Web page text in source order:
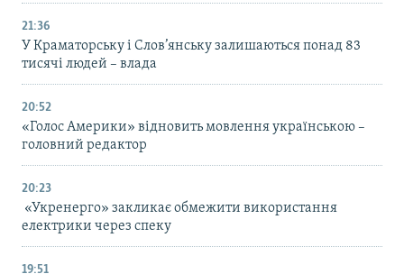
21:36
У Краматорську і Слов’янську залишаються понад 83
тисячі людей – влада
20:52
«Голос Америки» відновить мовлення українською –
головний редактор
20:23
«Укренерго» закликає обмежити використання
електрики через спеку
19:51